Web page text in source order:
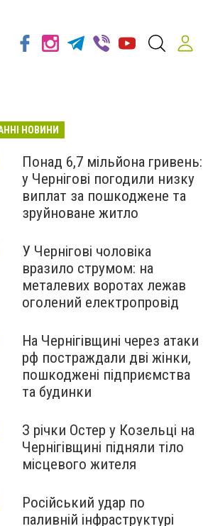
НОВИНИ
Понад 6,7 мільйона гривень:
у Чернігові погодили низку
виплат за пошкоджене та
зруйноване житло
У Чернігові чоловіка
вразило струмом: на
металевих воротах лежав
оголений електропровід
На Чернігівщині через атаки
рф постраждали дві жінки,
пошкоджені підприємства
та будинки
З річки Остер у Козельці на
Чернігівщині підняли тіло
місцевого жителя
Російський удар по
паливній інфраструктурі